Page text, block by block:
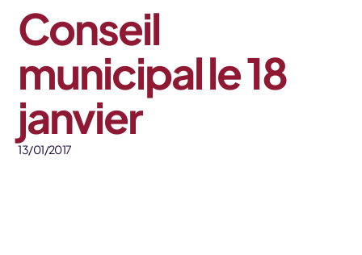
Conseil
municipal le 18
janvier
13/01/2017